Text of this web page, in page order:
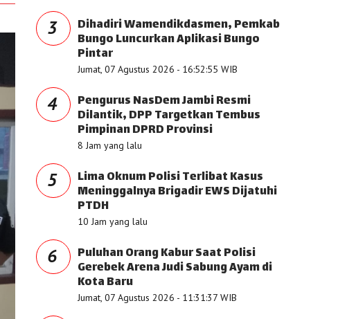
3 Dihadiri Wamendikdasmen, Pemkab
Bungo Luncurkan Aplikasi Bungo
Pintar
Jumat, 07 Agustus 2026 - 16:52:55 WIB
4 Pengurus NasDem Jambi Resmi
Dilantik, DPP Targetkan Tembus
Pimpinan DPRD Provinsi
8 Jam yang lalu
5 Lima Oknum Polisi Terlibat Kasus
Meninggalnya Brigadir EWS Dijatuhi
PTDH
10 Jam yang lalu
6 Puluhan Orang Kabur Saat Polisi
Gerebek Arena Judi Sabung Ayam di
Kota Baru
Jumat, 07 Agustus 2026 - 11:31:37 WIB